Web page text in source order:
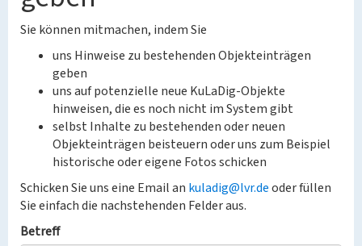
Sie können mitmachen, indem Sie
uns Hinweise zu bestehenden Objekteinträgen
geben
uns auf potenzielle neue KuLaDig-Objekte
hinweisen, die es noch nicht im System gibt
selbst Inhalte zu bestehenden oder neuen
Objekteinträgen beisteuern oder uns zum Beispiel
historische oder eigene Fotos schicken
Schicken Sie uns eine Email an kuladig@lvr.deoder füllen
Sie einfach die nachstehenden Felder aus.
Betreff